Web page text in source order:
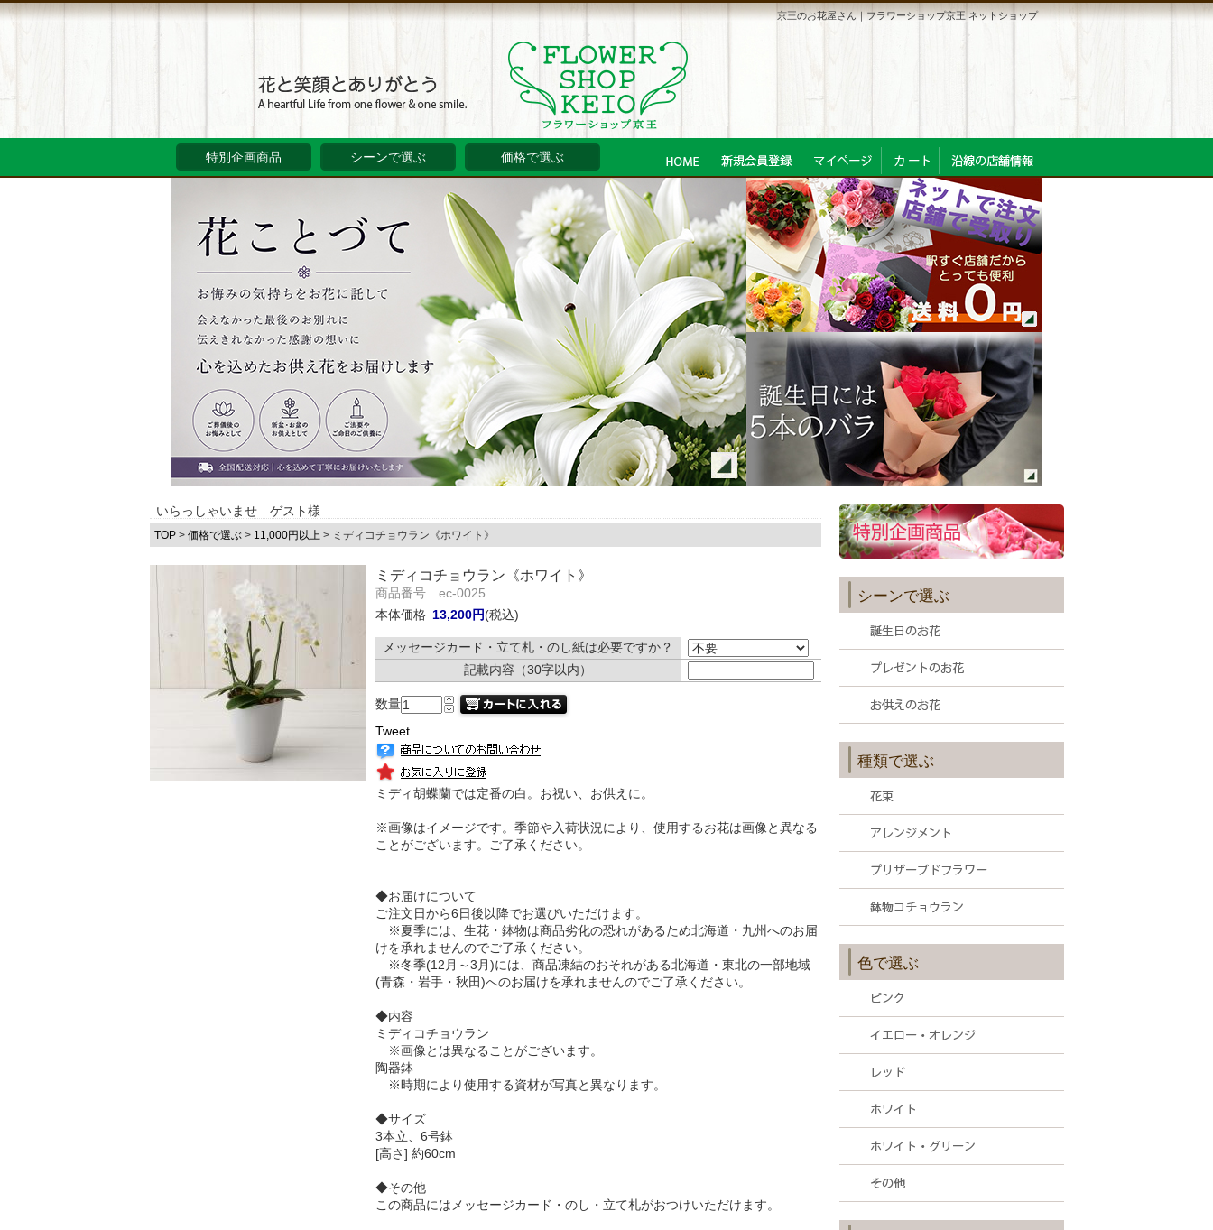
京王のお花屋さん｜フラワーショップ京王 ネットショップ
特別企画商品 シーンで選ぶ 価格で選ぶ
いらっしゃいませ ゲスト様
TOP> 価格で選ぶ> 11,000円以上> ミディコチョウラン《ホワイト》
ミディコチョウラン《ホワイト》
商品番号 ec-0025
本体価格 13,200円(税込)
メッセージカード・立て札・のし紙は必要ですか？
記載内容（30字以内）
数量
Tweet
ミディ胡蝶蘭では定番の白。お祝い、お供えに。
※画像はイメージです。季節や入荷状況により、使用するお花は画像と異なる
ことがございます。ご了承ください。
◆お届けについて
ご注文日から6日後以降でお選びいただけます。
※夏季には、生花・鉢物は商品劣化の恐れがあるため北海道・九州へのお届
けを承れませんのでご了承ください。
※冬季(12月～3月)には、商品凍結のおそれがある北海道・東北の一部地域
(青森・岩手・秋田)へのお届けを承れませんのでご了承ください。
◆内容
ミディコチョウラン
※画像とは異なることがございます。
陶器鉢
※時期により使用する資材が写真と異なります。
◆サイズ
3本立、6号鉢
[高さ] 約60cm
◆その他
この商品にはメッセージカード・のし・立て札がおつけいただけます。
シーンで選ぶ
種類で選ぶ
色で選ぶ